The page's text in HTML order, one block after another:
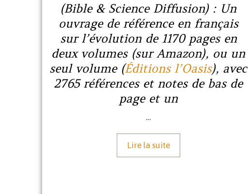
(Bible & Science Diffusion) : Un
ouvrage de référence en français
sur l’évolution de 1170 pages en
deux volumes (sur Amazon), ou un
seul volume (Éditions l’Oasis), avec
2765 références et notes de bas de
page et un
…
Lire la suite